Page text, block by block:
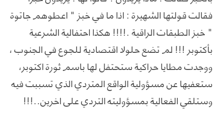
فقالت قولتها الشهيرة : اذا ما في خبز " اعطوهم جاتوة
" خبز الطبقات الراقية .!!!! هكذا احتفالية الشرعية
بأكتوبر !!! لم تضع حلولا اقتصادية للجوع في الجنوب ،
ووجدت مطايا حراكية ستحتفل لها باسم ثورة اكتوبر،
ستعفيها عن مسؤولية الواقع المتردي الذي تسببت فيه
وستلقي الفعالية بمسؤوليته التردي على اخرين..!!!